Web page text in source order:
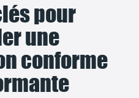
pour
une
conforme